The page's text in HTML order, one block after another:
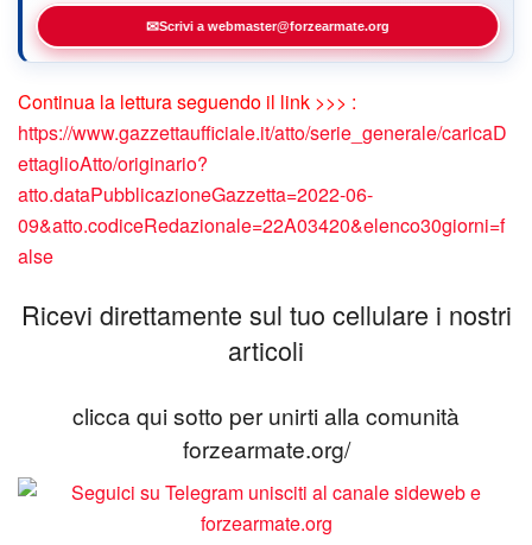
✉Scrivi a webmaster@forzearmate.org
Continua la lettura seguendo il link >>> :
https://www.gazzettaufficiale.it/atto/serie_generale/caricaD
ettaglioAtto/originario?
atto.dataPubblicazioneGazzetta=2022-06-
09&atto.codiceRedazionale=22A03420&elenco30giorni=f
alse
Ricevi direttamente sul tuo cellulare i nostri
articoli
clicca qui sotto per unirti alla comunità
forzearmate.org/